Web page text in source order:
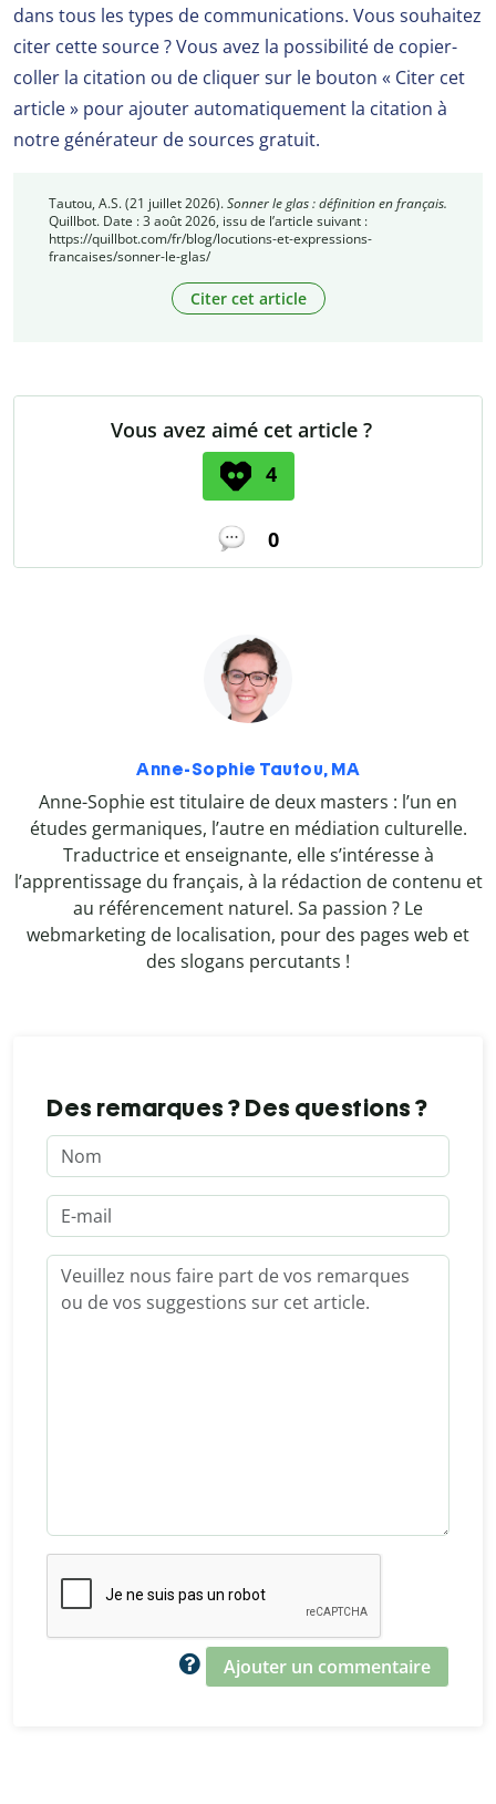
dans tous les types de communications. Vous souhaitez
citer cette source ? Vous avez la possibilité de copier-
coller la citation ou de cliquer sur le bouton « Citer cet
article » pour ajouter automatiquement la citation à
notre générateur de sources gratuit.
Tautou, A.S. (21 juillet 2026).Sonner le glas : définition en français.
Quillbot. Date : 3 août 2026, issu de l’article suivant :
https://quillbot.com/fr/blog/locutions-et-expressions-
francaises/sonner-le-glas/
Citer cet article
Vous avez aimé cet article ?
4
0
Anne-Sophie Tautou, MA
Anne-Sophie est titulaire de deux masters : l’un en
études germaniques, l’autre en médiation culturelle.
Traductrice et enseignante, elle s’intéresse à
l’apprentissage du français, à la rédaction de contenu et
au référencement naturel. Sa passion ? Le
webmarketing de localisation, pour des pages web et
des slogans percutants !
Des remarques ? Des questions ?
Ajouter un commentaire